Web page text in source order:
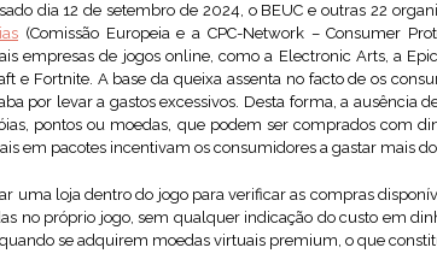
dia 12 de setembro de 2024, o BEUC e outras 22
(Comissão Europeia e a CPC-Network – Consumer
empresas de jogos online, como a Electronic Arts, a
e Fortnite. A base da queixa assenta no facto de os
por levar a gastos excessivos. Desta forma, a ausência
pontos ou moedas, que podem ser comprados com
em pacotes incentivam os consumidores a gastar mais
uma loja dentro do jogo para verificar as compras
no próprio jogo, sem qualquer indicação do custo em
se adquirem moedas virtuais premium, o que